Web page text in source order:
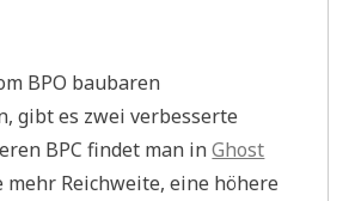
BPO baubaren
gibt es zwei verbesserte
BPC findet man inGhost
mehr Reichweite, eine höhere